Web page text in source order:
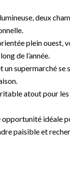
deux
plein ouest,
de l’année.
un supermarché se
atout pour
idéale
paisible et